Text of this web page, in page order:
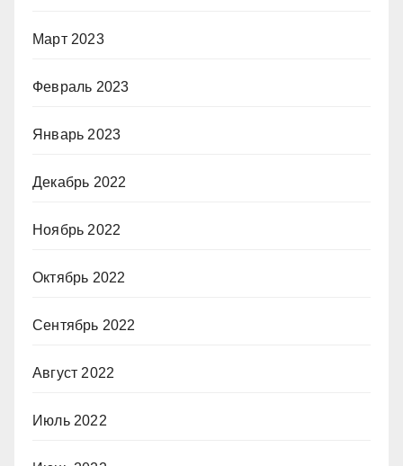
Март 2023
Февраль 2023
Январь 2023
Декабрь 2022
Ноябрь 2022
Октябрь 2022
Сентябрь 2022
Август 2022
Июль 2022